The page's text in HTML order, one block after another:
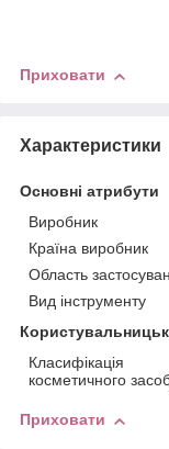
Приховати
Характеристики
Основні атрибути
Виробник
Країна виробник
Область
Вид інструменту
Класифікація
косметичного
Приховати